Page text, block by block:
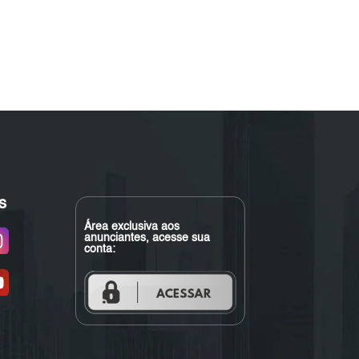
Área exclusiva aos
anunciantes, acesse sua
conta: